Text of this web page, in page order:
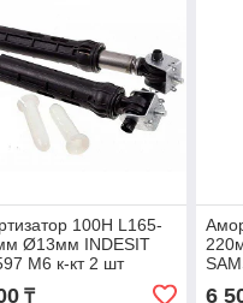
100H L165-
Ø13мм INDESIT
M6 к-кт 2 шт
₸ 6